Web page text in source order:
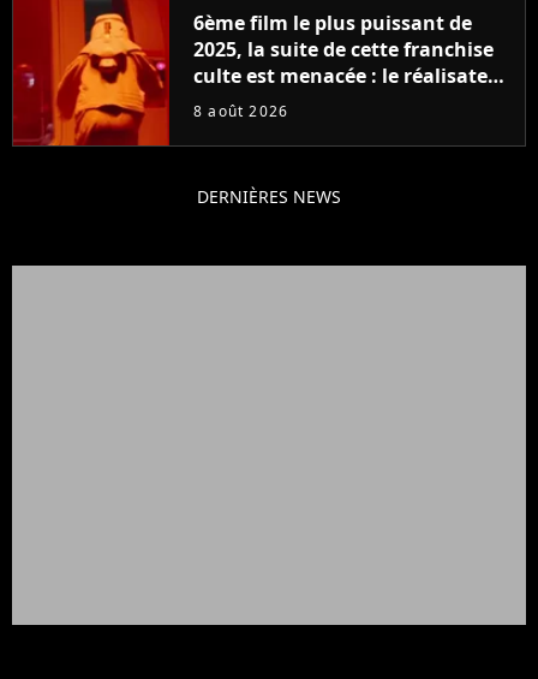
6ème film le plus puissant de
2025, la suite de cette franchise
culte est menacée : le réalisateur
claque la porte pour "différends
8 août 2026
DERNIÈRES NEWS